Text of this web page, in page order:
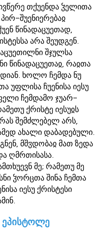
თქუენდა ჴელითა
შუენიერებაჲ
წინადაცუეთად,
არა შეუდგენ.
შჯულსა
წინადაცუეთაჲ, რაჲთა
ხოლო ჩემდა ნუ
უფლისა ჩუენისა იესუ
ჩემდამო ჯუარ-
ქრისტე იესუჲს
შემძლებელ არს,
ახალი დაბადებული.
მშჳდობაჲ მათ ზედა
ღმრთისასა.
მე; რამეთუ მე
ჴორცთა შინა ჩემთა
იესუ ქრისტესი